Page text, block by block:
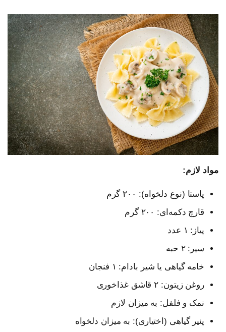
مواد لازم:
پاستا (نوع دلخواه): ۲۰۰ گرم
قارچ دکمه‌ای: ۲۰۰ گرم
پیاز: ۱ عدد
سیر: ۲ حبه
خامه گیاهی یا شیر بادام: ۱ فنجان
روغن زیتون: ۲ قاشق غذاخوری
نمک و فلفل: به میزان لازم
پنیر گیاهی (اختیاری): به میزان دلخواه